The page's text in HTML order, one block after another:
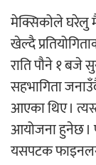
मेक्सिकोले घरेलु
खेल्दै
राति पौने १ बजे
सहभागिता जनाउँदै
आएका थिए ।
आयोजना हुनेछ
यसपटक